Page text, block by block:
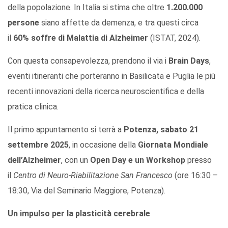
della popolazione. In Italia si stima che oltre 1.200.000
persone siano affette da demenza, e tra questi circa
il 60% soffre di Malattia di Alzheimer (ISTAT, 2024).
Con questa consapevolezza, prendono il via i Brain Days,
eventi itineranti che porteranno in Basilicata e Puglia le più
recenti innovazioni della ricerca neuroscientifica e della
pratica clinica.
Il primo appuntamento si terrà a Potenza, sabato 21
settembre 2025, in occasione della Giornata Mondiale
dell’Alzheimer, con un Open Day e un Workshop presso
il Centro di Neuro-Riabilitazione San Francesco (ore 16:30 –
18:30, Via del Seminario Maggiore, Potenza).
Un impulso per la plasticità cerebrale